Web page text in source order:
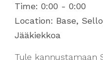
Time: 0:00 - 0:00
Location: Base,
Jääkiekkoa
Tule kannustamaan